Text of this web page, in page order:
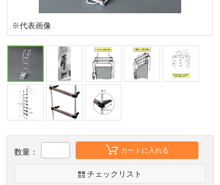
数量： カートに入れる
チェックリスト
※代表画像